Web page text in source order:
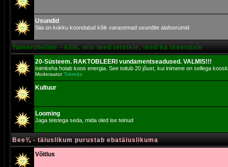
Usundid
Siia on kokku koondatud kõik varasemad usundite alafoorumid
Tumeroheline - kõik, mis teed teistele, teed ka iseendale
20-Süsteem. RAKTOBLEERI vundamentseadused. VALMIS!!!
Inimkeha hoiab koos energia. See toitub 20 jõust, kui inimene on sellega
ModeraatorTokroda
Kultuur
Looming
Jaga teistega seda, mida oled ise teinud
Bee¾ - täiuslikum purustab ebatäiuslikuma
Võitlus